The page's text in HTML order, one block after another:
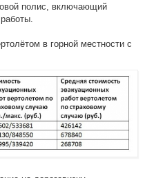
полис, включающий
в горной местности с